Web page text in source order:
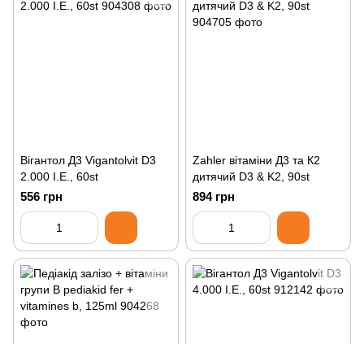
Вігантол Д3 Vigantolvit D3
2.000 I.E., 60st
556 грн
Zahler вітаміни Д3 та К2
дитячий D3 & K2, 90st
894 грн